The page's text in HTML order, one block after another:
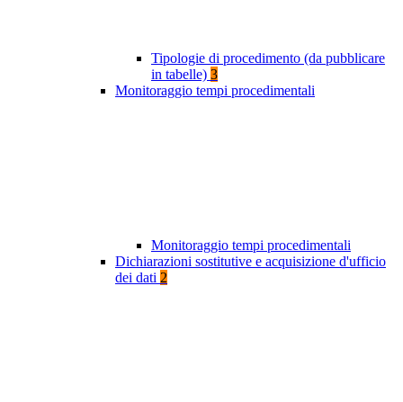
Tipologie di procedimento (da pubblicare
in tabelle) 3
Monitoraggio tempi procedimentali
Monitoraggio tempi procedimentali
Dichiarazioni sostitutive e acquisizione d'ufficio
dei dati 2